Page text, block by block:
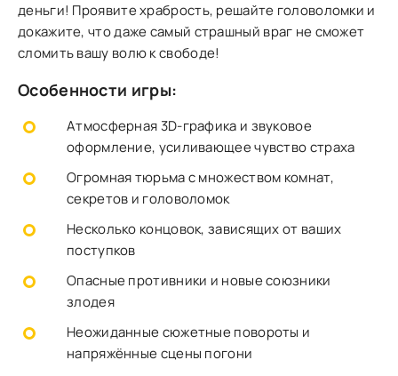
деньги! Проявите храбрость, решайте головоломки и
докажите, что даже самый страшный враг не сможет
сломить вашу волю к свободе!
Особенности игры:
Атмосферная 3D-графика и звуковое
оформление, усиливающее чувство страха
Огромная тюрьма с множеством комнат,
секретов и головоломок
Несколько концовок, зависящих от ваших
поступков
Опасные противники и новые союзники
злодея
Неожиданные сюжетные повороты и
напряжённые сцены погони